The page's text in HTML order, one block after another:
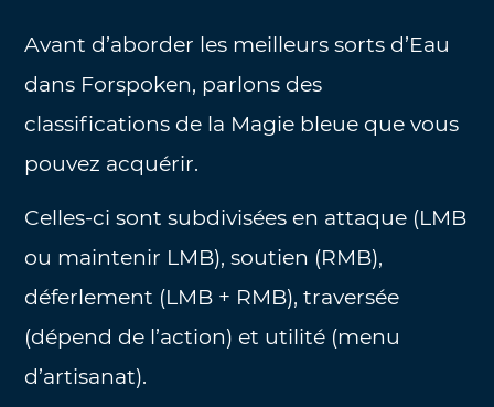
Avant d’aborder les meilleurs sorts d’Eau
dans Forspoken, parlons des
classifications de la Magie bleue que vous
pouvez acquérir.
Celles-ci sont subdivisées en attaque (LMB
ou maintenir LMB), soutien (RMB),
déferlement (LMB + RMB), traversée
(dépend de l’action) et utilité (menu
d’artisanat).